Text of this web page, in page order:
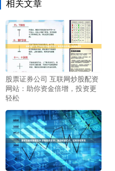
股票证券公司 互联网炒股配资
网站：助你资金倍增，投资更
轻松